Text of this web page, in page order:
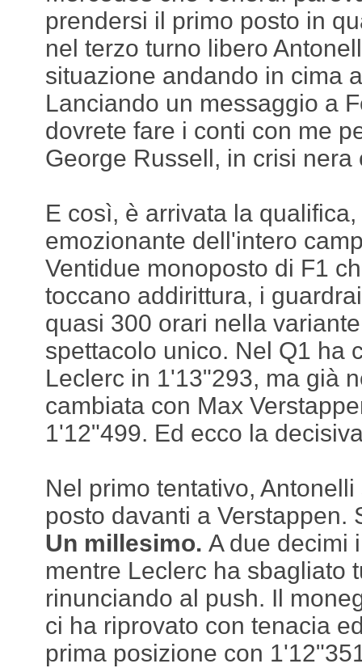
prendersi il primo posto in
nel terzo turno libero
situazione andando in cima
Lanciando un messaggio a
dovrete fare i conti con me
George Russell, in crisi nera
E così, è arrivata la
emozionante dell'intero
Ventidue monoposto di F1
toccano addirittura, i
quasi 300 orari nella
spettacolo unico. Nel Q1 ha
Leclerc in 1'13"293, ma già
cambiata con Max
1'12"499. Ed ecco la
Nel primo tentativo,
posto davanti a Verstappen.
Un millesimo. A due decimi
mentre Leclerc ha sbagliato
rinunciando al push. Il
ci ha riprovato con tenacia
prima posizione con